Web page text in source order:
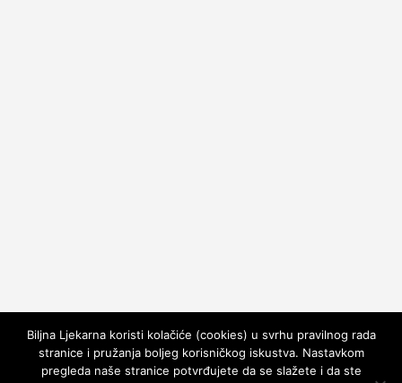
Biljna Ljekarna koristi kolačiće (cookies) u svrhu pravilnog rada
stranice i pružanja boljeg korisničkog iskustva. Nastavkom
pregleda naše stranice potvrđujete da se slažete i da ste